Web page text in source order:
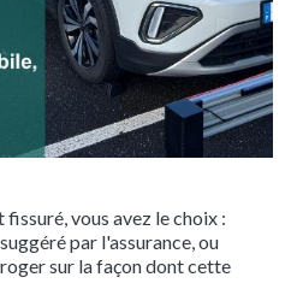
vous avez le choix :
par l'assurance, ou
sur la façon dont cette